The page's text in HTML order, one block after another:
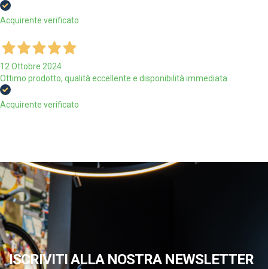
Acquirente verificato
12 Ottobre 2024
Ottimo prodotto, qualità eccellente e disponibilità immediata
Acquirente verificato
ISCRIVITI ALLA NOSTRA NEWSLETTER